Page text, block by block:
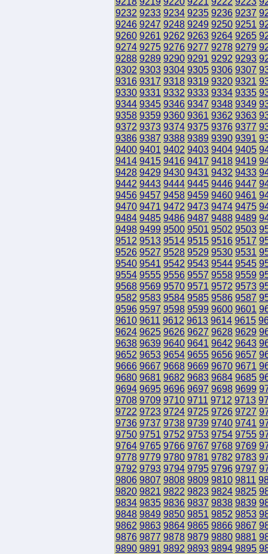
9232 9233 9234 9235 9236 9237
9246 9247 9248 9249 9250 9251
9260 9261 9262 9263 9264 9265
9274 9275 9276 9277 9278 9279
9288 9289 9290 9291 9292 9293
9302 9303 9304 9305 9306 9307
9316 9317 9318 9319 9320 9321
9330 9331 9332 9333 9334 9335
9344 9345 9346 9347 9348 9349
9358 9359 9360 9361 9362 9363
9372 9373 9374 9375 9376 9377
9386 9387 9388 9389 9390 9391
9400 9401 9402 9403 9404 9405
9414 9415 9416 9417 9418 9419
9428 9429 9430 9431 9432 9433
9442 9443 9444 9445 9446 9447
9456 9457 9458 9459 9460 9461
9470 9471 9472 9473 9474 9475
9484 9485 9486 9487 9488 9489
9498 9499 9500 9501 9502 9503
9512 9513 9514 9515 9516 9517
9526 9527 9528 9529 9530 9531
9540 9541 9542 9543 9544 9545
9554 9555 9556 9557 9558 9559
9568 9569 9570 9571 9572 9573
9582 9583 9584 9585 9586 9587
9596 9597 9598 9599 9600 9601
9610 9611 9612 9613 9614 9615
9624 9625 9626 9627 9628 9629
9638 9639 9640 9641 9642 9643
9652 9653 9654 9655 9656 9657
9666 9667 9668 9669 9670 9671
9680 9681 9682 9683 9684 9685
9694 9695 9696 9697 9698 9699
9708 9709 9710 9711 9712 9713
9722 9723 9724 9725 9726 9727
9736 9737 9738 9739 9740 9741
9750 9751 9752 9753 9754 9755
9764 9765 9766 9767 9768 9769
9778 9779 9780 9781 9782 9783
9792 9793 9794 9795 9796 9797
9806 9807 9808 9809 9810 9811
9820 9821 9822 9823 9824 9825
9834 9835 9836 9837 9838 9839
9848 9849 9850 9851 9852 9853
9862 9863 9864 9865 9866 9867
9876 9877 9878 9879 9880 9881
9890 9891 9892 9893 9894 9895